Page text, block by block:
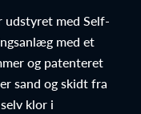
udstyret med Self-
med et
og patenteret
sand og skidt fra
klor i